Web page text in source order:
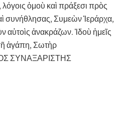
ὁμοὺ καὶ πράξεσι πρὸς
συνήθλησας, Συμεὼν Ἱεράρχα,
αὐτοὶς ἀνακράζων. Ἰδοὺ ἠμεῖς
ἀγάπη, Σωτὴρ
ΣΥΝΑΞΑΡΙΣΤΗΣ